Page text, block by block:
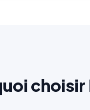
choisir